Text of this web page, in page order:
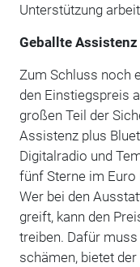
Unterstützung
Geballte
Zum Schluss noch
den Einstiegspreis
großen Teil der
Assistenz plus
Digitalradio und
fünf Sterne im Euro
Wer bei den
greift, kann den
treiben. Dafür
schämen, bietet